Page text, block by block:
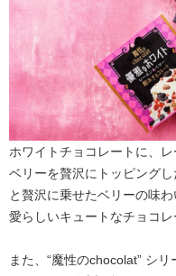
ホワイトチョコレートに、
ベリーを贅沢にトッピング
と贅沢に乗せたベリーの味
愛らしいキュートなチョコレ
また、“魔性のchocolat” シ